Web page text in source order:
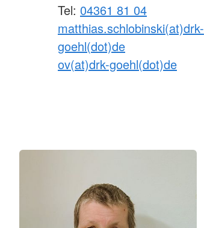
Tel: 04361 81 04
matthias.schlobinski(at)drk-
goehl(dot)de
ov(at)drk-goehl(dot)de